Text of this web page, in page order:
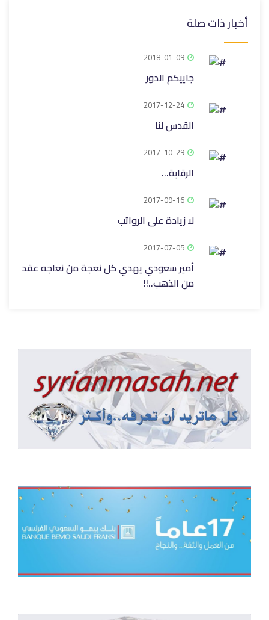
أخبار ذات صلة
2018-01-09
جاييكم الدور
2017-12-24
القدس لنا
2017-10-29
الرقابة...
2017-09-16
لا زيادة على الرواتب
2017-07-05
أمير سعودي يهدي كل نعجة من نعاجه عقد
من الذهب..!!